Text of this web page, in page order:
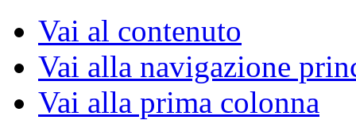
Vai al contenuto
Vai alla navigazione
Vai alla prima colonna